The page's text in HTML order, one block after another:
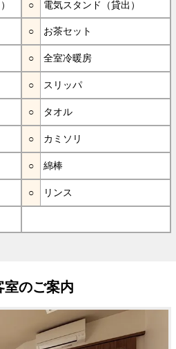
電気スタンド（貸出）
お茶セット
全室冷暖房
スリッパ
タオル
カミソリ
綿棒
リンス
室のご案内